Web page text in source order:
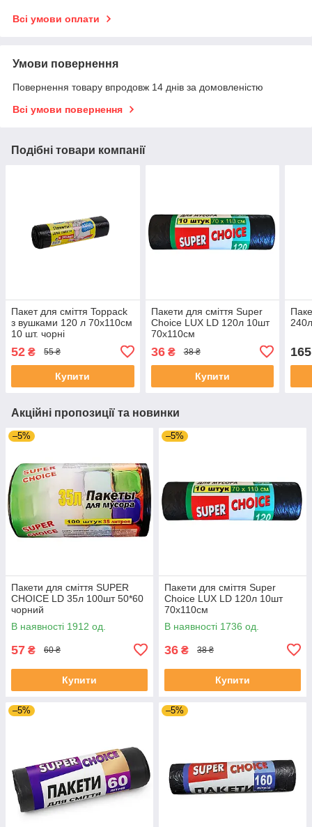
Всі умови оплати
Умови повернення
Повернення товару впродовж 14 днів за домовленістю
Всі умови повернення
Подібні товари компанії
Пакет для сміття Toppack
з вушками 120 л 70х110см
10 шт. чорні
52 ₴ 55 ₴
Купити
Пакети для сміття Super
Choice LUX LD 120л 10шт
70х110см
36₴ 38 ₴
Купити
165
Акційні пропозиції та новинки
–5%
Пакети для сміття SUPER
CHOICE LD 35л 100шт 50*60
чорний
В наявності 1912 од.
57 ₴ 60 ₴
Купити
–5%
Пакети для сміття Super
Choice LUX LD 120л 10шт
70х110см
В наявності 1736 од.
36 ₴ 38 ₴
Купити
–5% –5%